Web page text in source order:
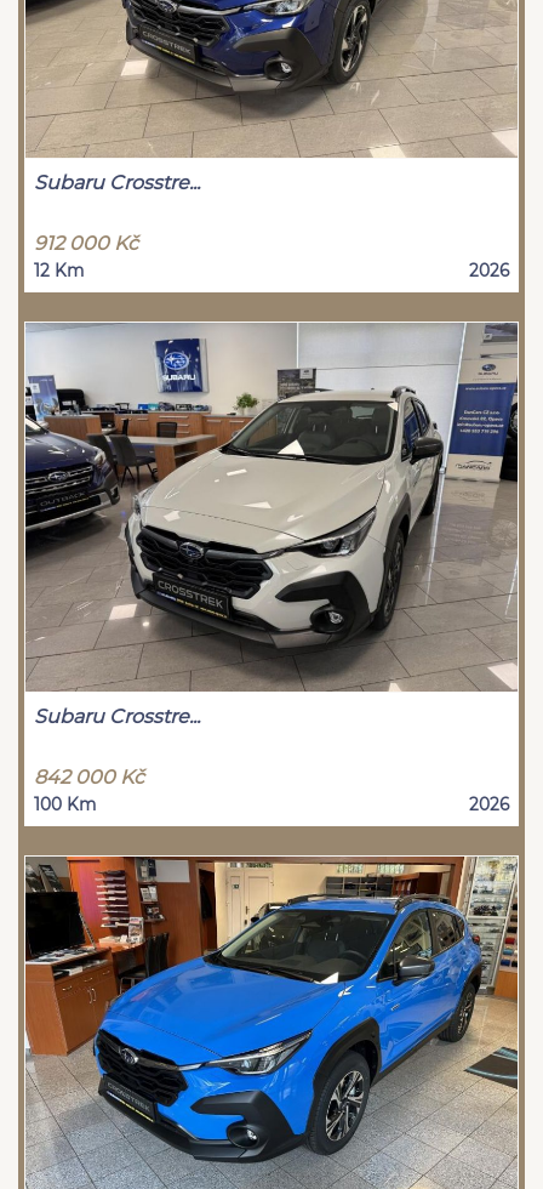
Subaru Crosstre...
912 000 Kč
12 Km 2026
Subaru Crosstre...
842 000 Kč
100 Km 2026